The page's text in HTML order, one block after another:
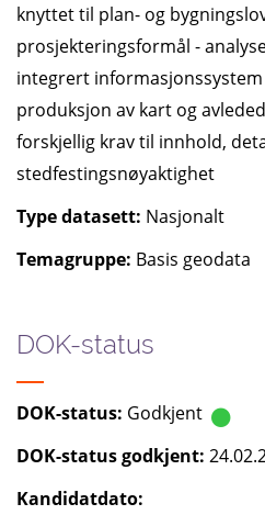
knyttet til plan- og
prosjekteringsformål -
integrert informasjonssystem
produksjon av kart og
forskjellig krav til innhold,
stedfestingsnøyaktighet
Type datasett: Nasjonalt
Temagruppe: Basis geodata
DOK-status
DOK-status: Godkjent
DOK-status godkjent:
Kandidatdato: